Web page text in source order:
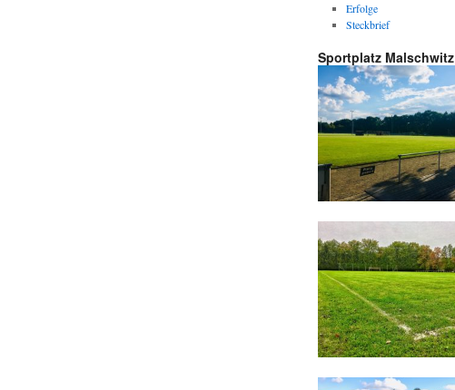
Erfolge
Steckbrief
Sportplatz Malschwitz